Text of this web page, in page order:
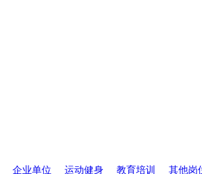
企业单位 运动健身 教育培训 其他岗